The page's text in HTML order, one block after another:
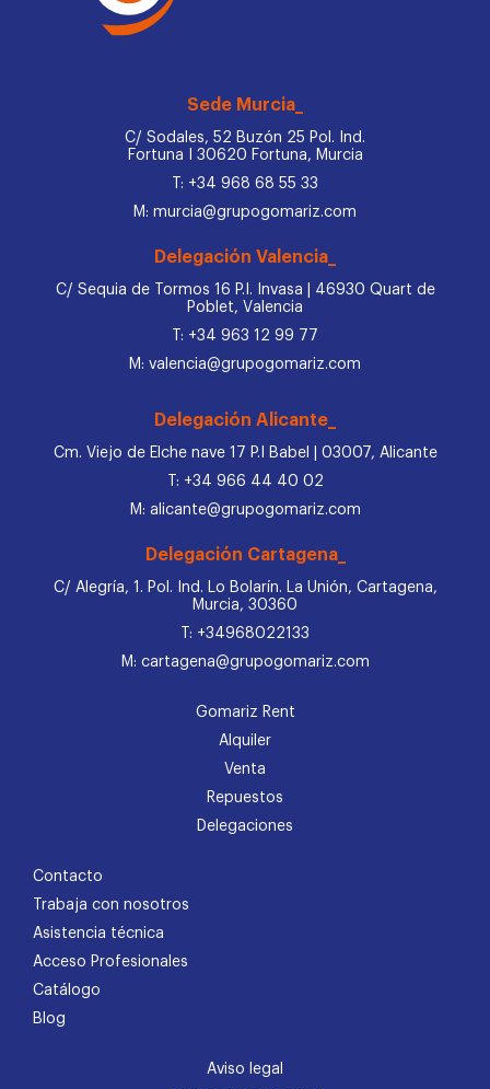
Sede Murcia_
C/ Sodales, 52 Buzón 25 Pol. Ind.
Fortuna I 30620 Fortuna, Murcia
T: +34 968 68 55 33
M: murcia@grupogomariz.com
Delegación Valencia_
C/ Sequia de Tormos 16 P.I. Invasa | 46930 Quart de
Poblet, Valencia
T: +34 963 12 99 77
M: valencia@grupogomariz.com
Delegación Alicante_
Cm. Viejo de Elche nave 17 P.I Babel | 03007, Alicante
T: +34 966 44 40 02
M: alicante@grupogomariz.com
Delegación Cartagena_
C/ Alegría, 1. Pol. Ind. Lo Bolarín. La Unión, Cartagena,
Murcia, 30360
T: +34968022133
M: cartagena@grupogomariz.com
Gomariz Rent
Alquiler
Venta
Repuestos
Delegaciones
Contacto
Trabaja con nosotros
Asistencia técnica
Acceso Profesionales
Catálogo
Blog
Aviso legal